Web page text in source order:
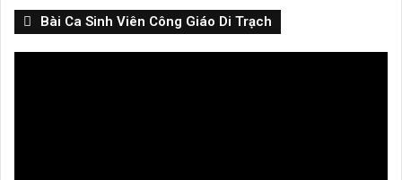
Bài Ca Sinh Viên Công Giáo Di Trạch